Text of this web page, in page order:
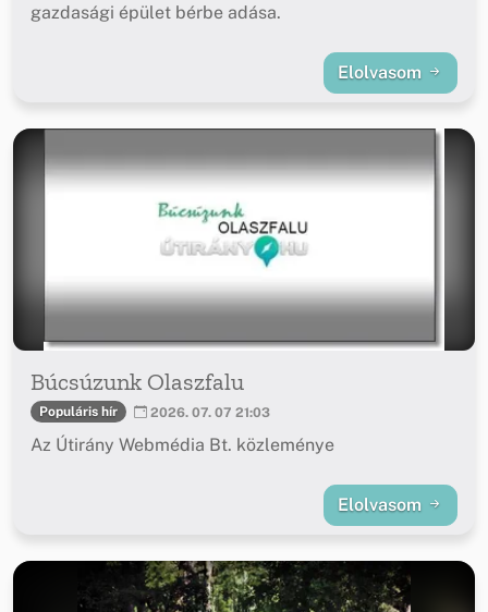
gazdasági épület bérbe adása.
Elolvasom
Búcsúzunk Olaszfalu
Populáris hír 2026. 07. 07 21:03
Az Útirány Webmédia Bt. közleménye
Elolvasom